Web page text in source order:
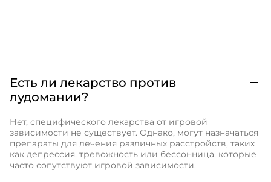
Есть ли лекарство против
лудомании?
Нет, специфического лекарства от игровой
зависимости не существует. Однако, могут назначаться
препараты для лечения различных расстройств, таких
как депрессия, тревожность или бессонница, которые
часто сопутствуют игровой зависимости.